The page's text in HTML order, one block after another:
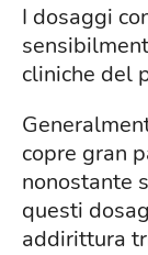
I dosaggi
cliniche del
copre gran
nonostante
questi
addirittura